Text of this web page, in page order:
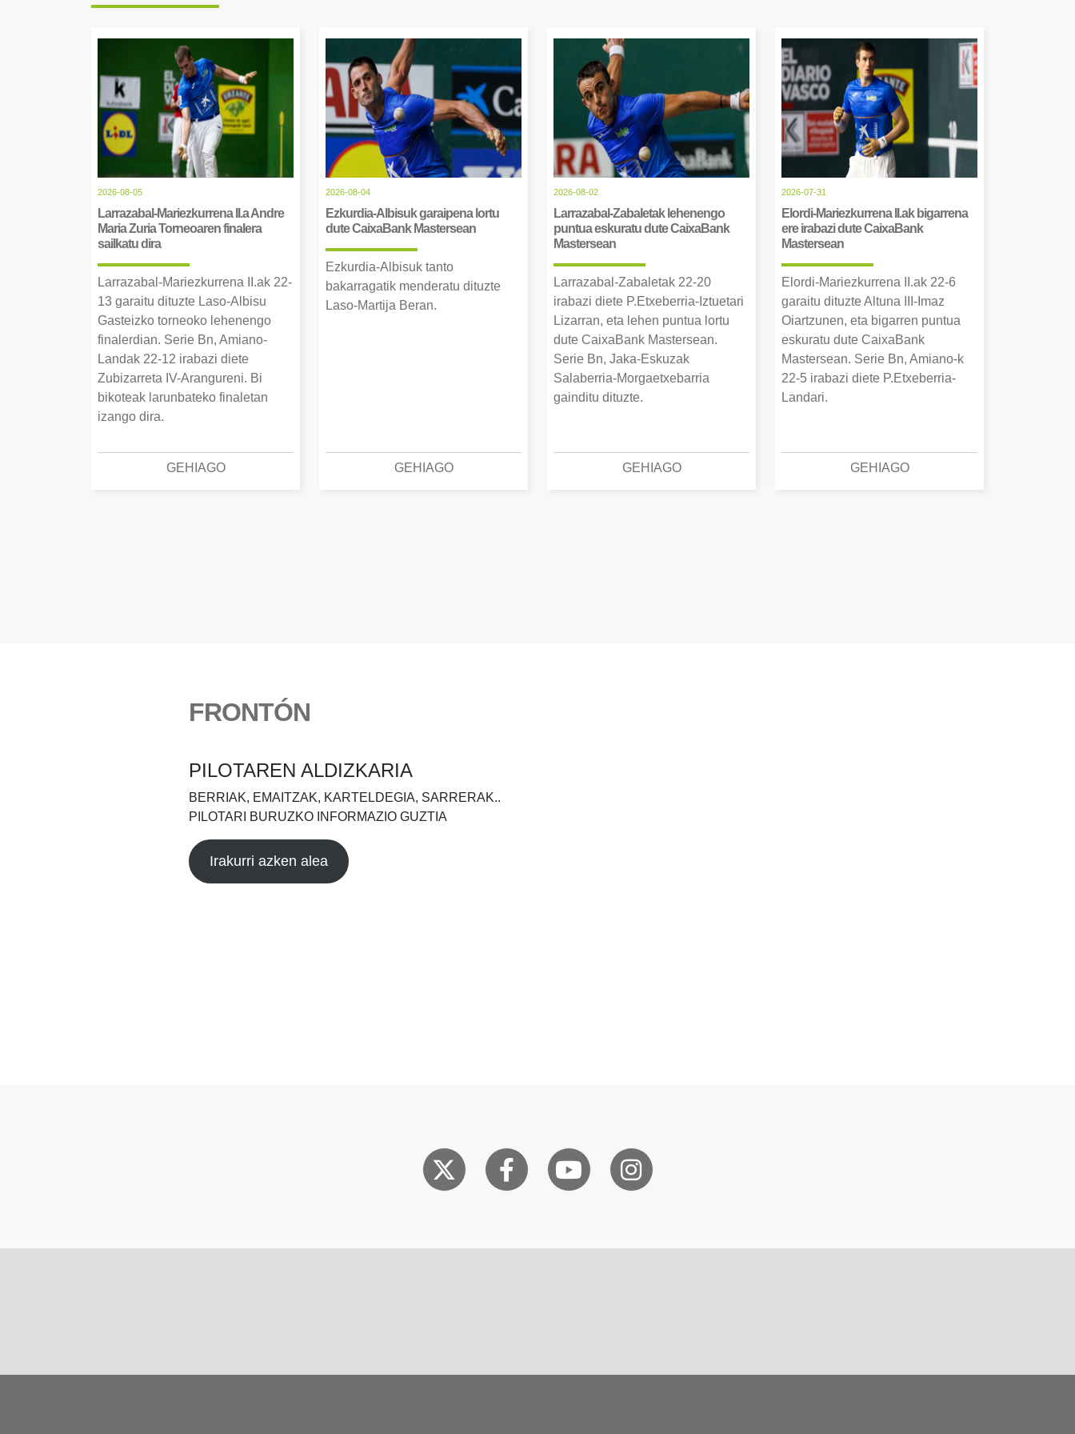
2026-08-05
Larrazabal-Mariezkurrena II.a Andre
Maria Zuria Torneoaren finalera
sailkatu dira
Larrazabal-Mariezkurrena II.ak 22-
13 garaitu dituzte Laso-Albisu
Gasteizko torneoko lehenengo
finalerdian. Serie Bn, Amiano-
Landak 22-12 irabazi diete
Zubizarreta IV-Arangureni. Bi
bikoteak larunbateko finaletan
izango dira.
GEHIAGO
2026-08-04
Ezkurdia-Albisuk garaipena lortu
dute CaixaBank Mastersean
Ezkurdia-Albisuk tanto
bakarragatik menderatu dituzte
Laso-Martija Beran.
GEHIAGO
2026-08-02
Larrazabal-Zabaletak lehenengo
puntua eskuratu dute CaixaBank
Mastersean
Larrazabal-Zabaletak 22-20
irabazi diete P.Etxeberria-Iztuetari
Lizarran, eta lehen puntua lortu
dute CaixaBank Mastersean.
Serie Bn, Jaka-Eskuzak
Salaberria-Morgaetxebarria
gainditu dituzte.
GEHIAGO
2026-07-31
Elordi-Mariezkurrena II.ak bigarrena
ere irabazi dute CaixaBank
Mastersean
Elordi-Mariezkurrena II.ak 22-6
garaitu dituzte Altuna III-Imaz
Oiartzunen, eta bigarren puntua
eskuratu dute CaixaBank
Mastersean. Serie Bn, Amiano-k
22-5 irabazi diete P.Etxeberria-
Landari.
GEHIAGO
FRONTÓN
PILOTAREN ALDIZKARIA
BERRIAK, EMAITZAK, KARTELDEGIA, SARRERAK..
PILOTARI BURUZKO INFORMAZIO GUZTIA
Irakurri azken alea